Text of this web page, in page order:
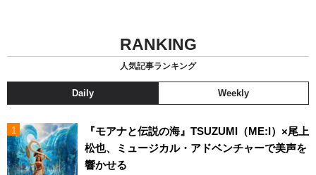
RANKING
人気記事ランキング
Daily Weekly
『モアナと伝説の海』TSUZUMI（ME:I）×尾上
松也、ミュージカル・アドベンチャーで美声を
響かせる